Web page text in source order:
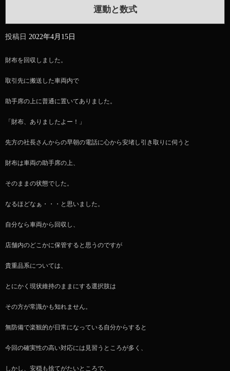
運動と数式
投稿日 2022年4月15日
財布を回収しました。
取引先に搬送した車両内で
助手席の上に普通に置いてありました。
「財布、ありましたよー！」
先方の社長さんからの早朝の電話に心から安堵し引き取りに伺うと
財布は車両の助手席の上、
そのままの状態でした。
なるほどなぁ・・・と思いました。
自分なら車両から回収し、
店舗内のどこかに保管すると思うのですが
貴重品系については、
とにかく現状維持のままにする選択肢は
その方が常識かも知れません。
無防備で楽観的が日常になっている自分からすると
今回の確実性の高い対応には見習うところが多く、
しかし、安穏も捨てがたいところで、